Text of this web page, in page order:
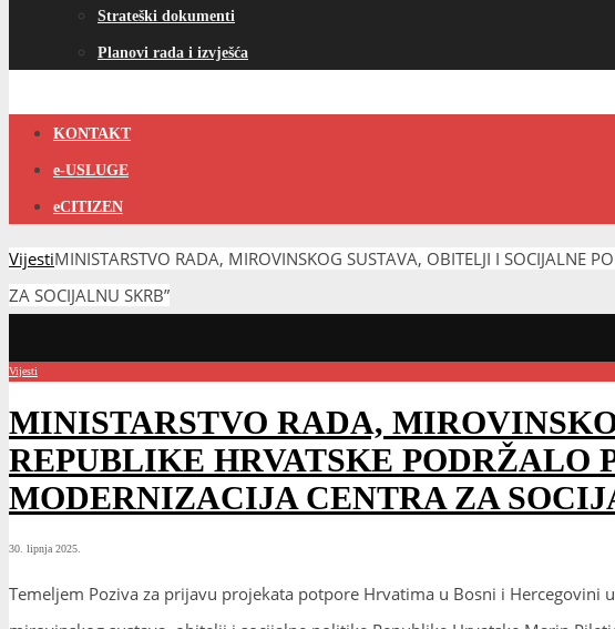
Strateški dokumenti
Planovi rada i izvješća
KONTAKT
e-USLUGE
eCITIZEN
VijestiMINISTARSTVO RADA, MIROVINSKOG SUSTAVA, OBITELJI I SOCIJALNE
ZA SOCIJALNU SKRB”
Vijesti
MINISTARSTVO RADA,
REPUBLIKE HRVATSKE PODRŽALO
MODERNIZACIJA CENTRA ZA
30. lipnja 2025.
Temeljem Poziva za prijavu projekata potpore Hrvatima u Bosni i